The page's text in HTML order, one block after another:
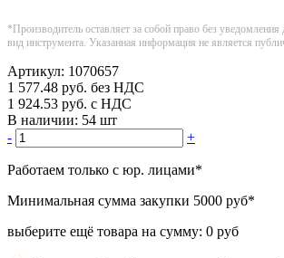
*Производитель оставляет за собой право без
вид инструмента. Указанная информация не является
Артикул: 1070657
1 577.48 руб. без НДС
1 924.53 руб. с НДС
В наличии: 54 шт
-
+
Работаем только с юр. лицами*
Минимальная сумма закупки 5000 руб*
выберите ещё товара на сумму: 0 руб